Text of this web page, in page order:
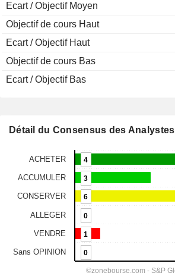
Ecart / Objectif Moyen
Objectif de cours Haut
Ecart / Objectif Haut
Objectif de cours Bas
Ecart / Objectif Bas
Détail du Consensus des Analystes